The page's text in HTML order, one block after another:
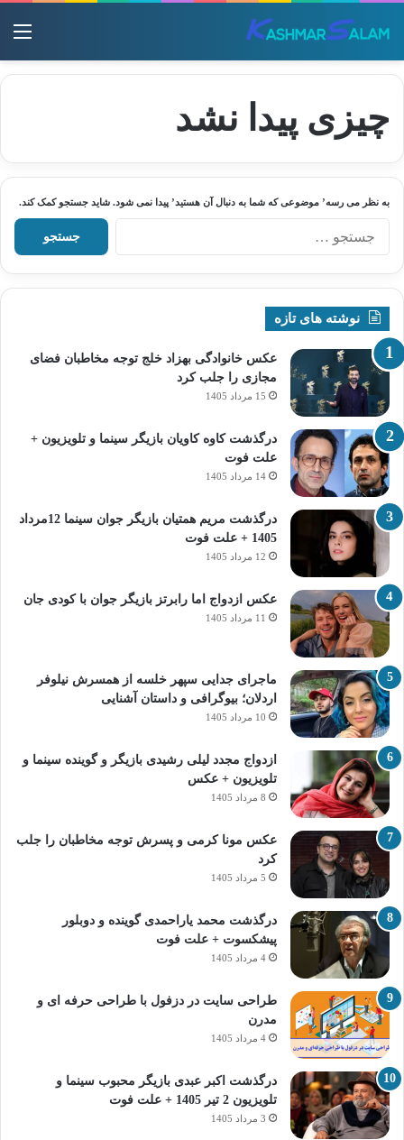
چیزی پیدا نشد
به نظر می رسه’ موضوعی که شما به دنبال آن هستید’ پیدا نمی شود. شاید جستجو کمک کند.
جستجو
برای:
نوشته های تازه
عکس خانوادگی بهزاد خلج توجه مخاطبان فضای
مجازی را جلب کرد
15 مرداد 1405
درگذشت کاوه کاویان بازیگر سینما و تلویزیون +
علت فوت
14 مرداد 1405
درگذشت مریم همتیان بازیگر جوان سینما 12مرداد
1405 + علت فوت
12 مرداد 1405
عکس ازدواج اما رابرتز بازیگر جوان با کودی جان
11 مرداد 1405
ماجرای جدایی سپهر خلسه از همسرش نیلوفر
اردلان؛ بیوگرافی و داستان آشنایی
10 مرداد 1405
ازدواج مجدد لیلی رشیدی بازیگر و گوینده سینما و
تلویزیون + عکس
8 مرداد 1405
عکس مونا کرمی و پسرش توجه مخاطبان را جلب
کرد
5 مرداد 1405
درگذشت محمد یاراحمدی گوینده و دوبلور
پیشکسوت + علت فوت
4 مرداد 1405
طراحی سایت در دزفول با طراحی حرفه‌ ای و
مدرن
4 مرداد 1405
درگذشت اکبر عبدی بازیگر محبوب سینما و
تلویزیون 2 تیر 1405 + علت فوت
3 مرداد 1405